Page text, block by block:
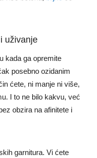
uživanje
kada ga opremite
posebno ozidanim
ćete, ni manje ni više,
I to ne bilo kakvu, već
obzira na afinitete i
garnitura. Vi ćete